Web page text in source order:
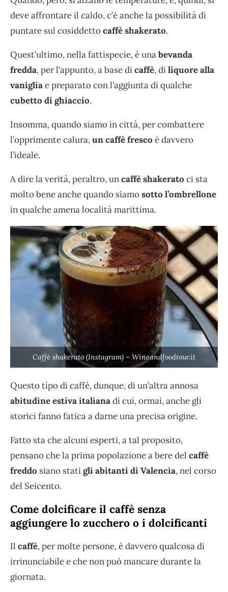
deve affrontare il caldo, c’è anche la possibilità di
puntare sul cosiddettocaffè shakerato.
Quest’ultimo, nella fattispecie, è unabevanda
fredda, per l’appunto, a base dicaffè, diliquore alla
vanigliae preparato con l’aggiunta di qualche
cubetto di ghiaccio.
Insomma, quando siamo in città, per combattere
l’opprimente calura,un caffè fresco è davvero
l’ideale.
A dire la verità, peraltro, uncaffè shakerato ci sta
molto bene anche quando siamosotto l’ombrellone
in qualche amena località marittima.
Caffè shakerato (Instagram) – Wineandfoodtour.it
Questo tipo di caffè, dunque, di un’altra annosa
abitudine estiva italianadi cui, ormai, anche gli
storici fanno fatica a darne una precisa origine.
Fatto sta che alcuni esperti, a tal proposito,
pensano che la prima popolazione a bere del caffè
freddo siano statigli abitanti di Valencia, nel corso
del Seicento.
Come dolcificare il caffè senza
aggiungere lo zucchero o i dolcificanti
Il caffè, per molte persone, è davvero qualcosa di
irrinunciabile e che non può mancare durante la
giornata.